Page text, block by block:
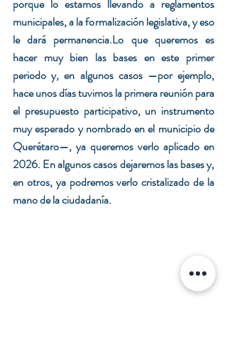
porque lo estamos llevando a reglamentos
municipales, a la formalización legislativa, y eso
le dará permanencia.Lo que queremos es
hacer muy bien las bases en este primer
periodo y, en algunos casos —por ejemplo,
hace unos días tuvimos la primera reunión para
el presupuesto participativo, un instrumento
muy esperado y nombrado en el municipio de
Querétaro—, ya queremos verlo aplicado en
2026. En algunos casos dejaremos las bases y,
en otros, ya podremos verlo cristalizado de la
mano de la ciudadanía.